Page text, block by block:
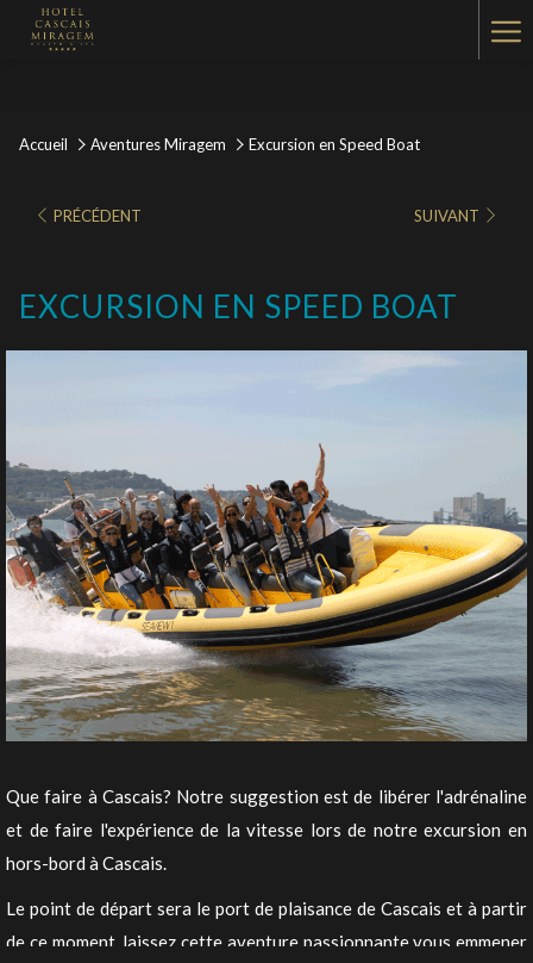
Accueil Aventures Miragem Excursion en Speed Boat
PRÉCÉDENT SUIVANT
EXCURSION EN SPEED BOAT
Que faire à Cascais? Notre suggestion est de libérer l'adrénaline
et de faire l'expérience de la vitesse lors de notre excursion en
hors-bord à Cascais.
Le point de départ sera le port de plaisance de Cascais et à partir
de ce moment, laissez cette aventure passionnante vous emmener